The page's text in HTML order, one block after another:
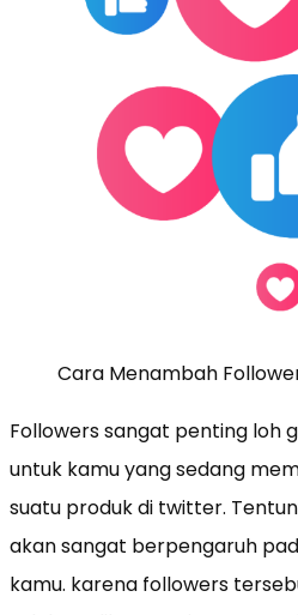
Cara Menambah
Followers sangat penting loh
untuk kamu yang sedang
suatu produk di twitter.
akan sangat berpengaruh
kamu. karena followers